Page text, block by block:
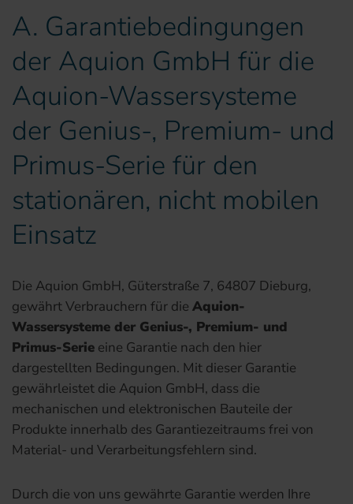
A. Garantiebedingungen
der Aquion GmbH für die
Aquion-Wassersysteme
der Genius-, Premium- und
Primus-Serie für den
stationären, nicht mobilen
Einsatz
Die Aquion GmbH, Güterstraße 7, 64807 Dieburg,
gewährt Verbrauchern für die Aquion-
Wassersysteme der Genius-, Premium- und
Primus-Serie eine Garantie nach den hier
dargestellten Bedingungen. Mit dieser Garantie
gewährleistet die Aquion GmbH, dass die
mechanischen und elektronischen Bauteile der
Produkte innerhalb des Garantiezeitraums frei von
Material- und Verarbeitungsfehlern sind.
Durch die von uns gewährte Garantie werden Ihre